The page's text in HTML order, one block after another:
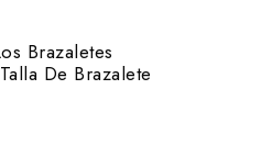
Brazaletes
De Brazalete